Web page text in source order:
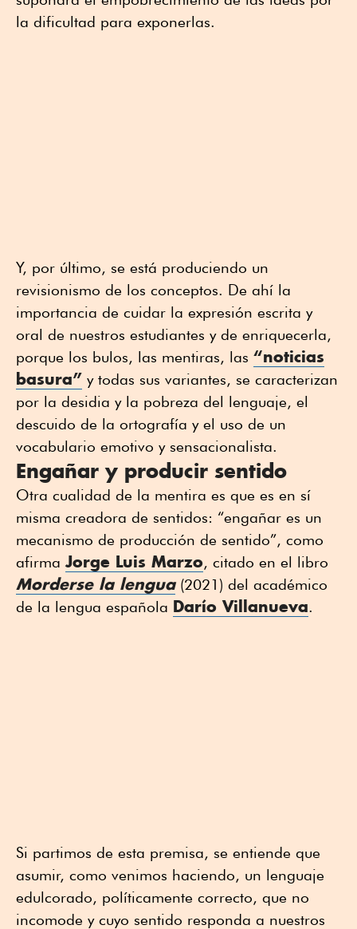
la dificultad para exponerlas.
Y, por último, se está produciendo un
revisionismo de los conceptos. De ahí la
importancia de cuidar la expresión escrita y
oral de nuestros estudiantes y de enriquecerla,
porque los bulos, las mentiras, las “noticias
basura” y todas sus variantes, se caracterizan
por la desidia y la pobreza del lenguaje, el
descuido de la ortografía y el uso de un
vocabulario emotivo y sensacionalista.
Engañar y producir sentido
Otra cualidad de la mentira es que es en sí
misma creadora de sentidos: “engañar es un
mecanismo de producción de sentido”, como
afirma Jorge Luis Marzo, citado en el libro
Morderse la lengua(2021) del académico
de la lengua española Darío Villanueva.
Si partimos de esta premisa, se entiende que
asumir, como venimos haciendo, un lenguaje
edulcorado, políticamente correcto, que no
incomode y cuyo sentido responda a nuestros